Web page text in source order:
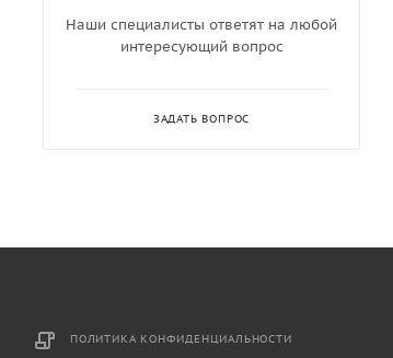
Наши специалисты ответят на любой
интересующий вопрос
ЗАДАТЬ ВОПРОС
ПОЛИТИКА КОНФИДЕНЦИАЛЬНОСТИ